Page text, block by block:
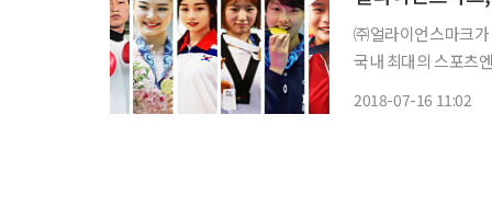
㈜얼라이언스마크
국내 최대의 스포츠엔터테
2018-07-16 11:02